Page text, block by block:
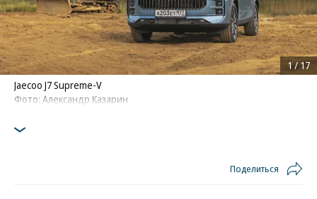
Jaecoo J7 Supreme-V
Фото: Александр Казарин
1/17
Поделиться